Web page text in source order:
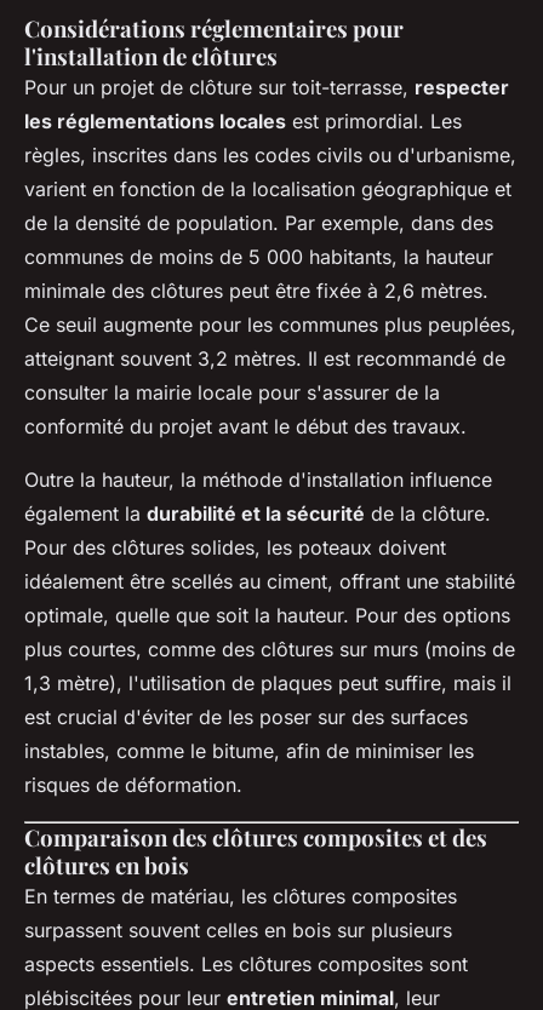
Considérations réglementaires pour
l'installation de clôtures
Pour un projet de clôture sur toit-terrasse, respecter
les réglementations locales est primordial. Les
règles, inscrites dans les codes civils ou d'urbanisme,
varient en fonction de la localisation géographique et
de la densité de population. Par exemple, dans des
communes de moins de 5 000 habitants, la hauteur
minimale des clôtures peut être fixée à 2,6 mètres.
Ce seuil augmente pour les communes plus peuplées,
atteignant souvent 3,2 mètres. Il est recommandé de
consulter la mairie locale pour s'assurer de la
conformité du projet avant le début des travaux.
Outre la hauteur, la méthode d'installation influence
également la durabilité et la sécurité de la clôture.
Pour des clôtures solides, les poteaux doivent
idéalement être scellés au ciment, offrant une stabilité
optimale, quelle que soit la hauteur. Pour des options
plus courtes, comme des clôtures sur murs (moins de
1,3 mètre), l'utilisation de plaques peut suffire, mais il
est crucial d'éviter de les poser sur des surfaces
instables, comme le bitume, afin de minimiser les
risques de déformation.
Comparaison des clôtures composites et des
clôtures en bois
En termes de matériau, les clôtures composites
surpassent souvent celles en bois sur plusieurs
aspects essentiels. Les clôtures composites sont
plébiscitées pour leur entretien minimal, leur